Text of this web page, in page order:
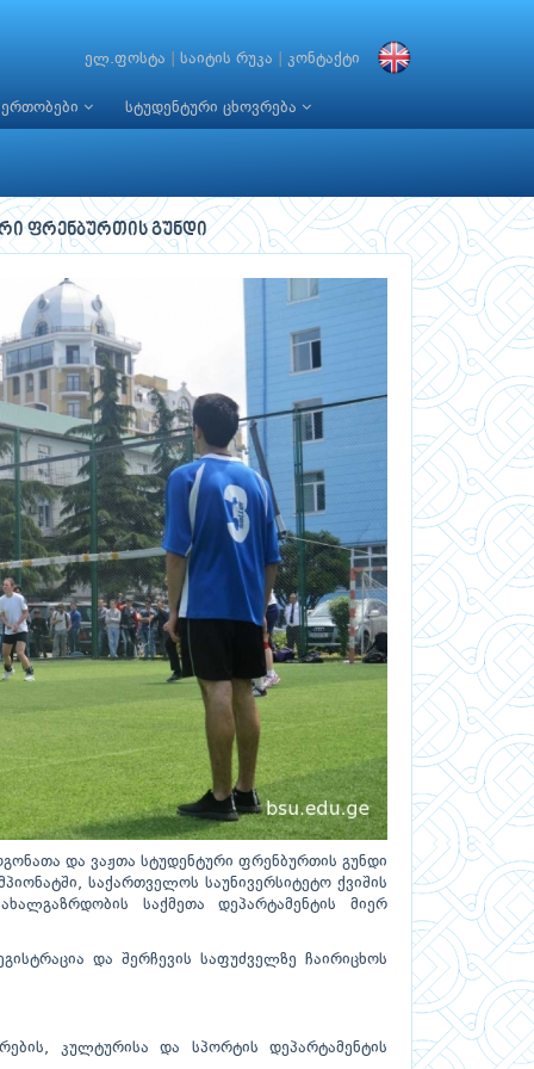
ელ.ფოსტა საიტის რუკა კონტაქტი
სტუდენტური ცხოვრება
ფრენბურთის გუნდი
და ვაჟთა სტუდენტური ფრენბურთის გუნდი
საქართველოს საუნივერსიტეტო ქვიშის
საქმეთა დეპარტამენტის მიერ
და შერჩევის საფუძველზე ჩაირიცხოს
კულტურისა და სპორტის დეპარტამენტის